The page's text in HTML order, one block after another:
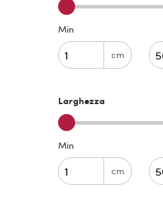
Min
cm
Larghezza
Min
cm